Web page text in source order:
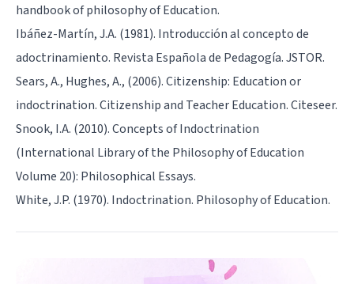
handbook of philosophy of Education.
Ibáñez-Martín, J.A. (1981). Introducción al concepto de
adoctrinamiento. Revista Española de Pedagogía. JSTOR.
Sears, A., Hughes, A., (2006). Citizenship: Education or
indoctrination. Citizenship and Teacher Education. Citeseer.
Snook, I.A. (2010). Concepts of Indoctrination
(International Library of the Philosophy of Education
Volume 20): Philosophical Essays.
White, J.P. (1970). Indoctrination. Philosophy of Education.